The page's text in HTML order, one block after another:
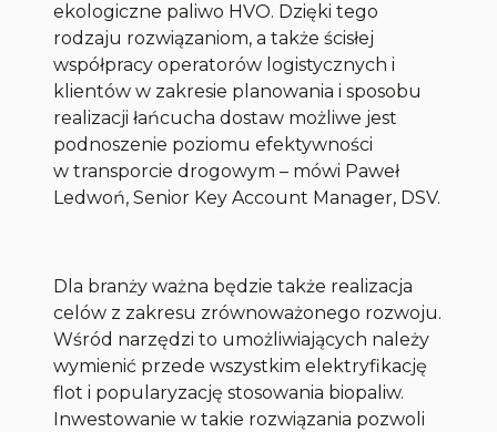
ekologiczne paliwo HVO. Dzięki tego
rodzaju rozwiązaniom, a także ścisłej
współpracy operatorów logistycznych i
klientów w zakresie planowania i sposobu
realizacji łańcucha dostaw możliwe jest
podnoszenie poziomu efektywności
w transporcie drogowym – mówi Paweł
Ledwoń, Senior Key Account Manager, DSV.
Dla branży ważna będzie także realizacja
celów z zakresu zrównoważonego rozwoju.
Wśród narzędzi to umożliwiających należy
wymienić przede wszystkim elektryfikację
flot i popularyzację stosowania biopaliw.
Inwestowanie w takie rozwiązania pozwoli